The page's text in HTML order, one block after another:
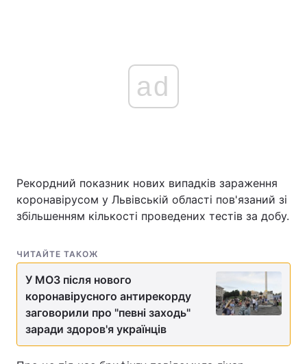
ad
Рекордний показник нових випадків зараження
коронавірусом у Львівській області пов'язаний зі
збільшенням кількості проведених тестів за добу.
ЧИТАЙТЕ ТАКОЖ
У МОЗ після нового
коронавірусного антирекорду
заговорили про "певні заходь"
заради здоров'я українців